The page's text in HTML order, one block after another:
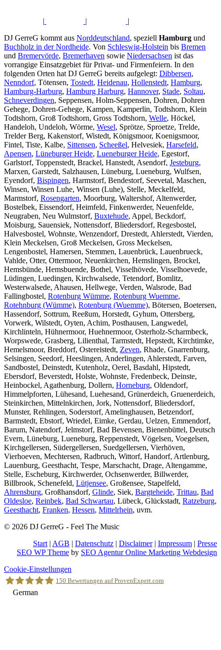
| |
|
DJ GerreG kommt aus Norddeutschland, speziell Hamburg und
Buchholz in der Nordheide. Von Schleswig-Holstein bis Bremen
und Bremervörde, Bremerhaven sowie Niedersachsen ist das
vorrangige Einsatzgebiet für Privat- und Firmenfeiern. In den
folgenden Orten hat DJ GerreG bereits aufgelegt: Dibbersen,
Nenndorf, Tötensen, Tostedt, Heidenau, Hollenstedt, Hamburg,
Hamburg-Harburg, Hamburg Harburg, Hannover, Stade, Soltau,
Schneverdingen, Seppensen, Holm-Seppensen, Dohren, Dohren
Gehege, Dohren-Gehege, Kampen, Kamperlin, Todtshorn, Klein
Todtshorn, Groß Todtshorn, Gross Todtshorn, Welle, Höckel,
Handeloh, Undeloh, Wörme, Wesel, Sprötze, Sproetze, Trelde,
Trelder Berg, Kakenstorf, Wistedt, Königsmoor, Koenigsmoor,
Fintel, Tiste, Kalbe, Sittensen, Scheeßel, Helvesiek, Harsefeld,
Apensen, Lüneburger Heide, Lueneburger Heide, Egestorf,
Garlstorf, Toppenstedt, Brackel, Hanstedt, Asendorf, Jesteburg,
Marxen, Garstedt, Salzhausen, Lüneburg, Lueneburg, Wulfsen,
Eyendorf, Bispingen, Harmstorf, Bendestorf, Seevetal, Maschen,
Winsen, Winsen Luhe, Winsen (Luhe), Stelle, Meckelfeld,
Marmstorf, Rosengarten, Moorburg, Waltershof, Altenwerder,
Bostelbek, Eissendorf, Heimfeld, Finkenwerder, Neuenfelde,
Neugraben, Neu Wulmstorf, Buxtehude, Appel, Beckdorf,
Moisburg, Sauensiek, Nottensdorf, Bliedersdorf, Regesbostel,
Halvesbostel, Wohnste, Wenzendorf, Drestedt, Ahlerstedt, Vierden,
Klein Meckelsen, Groß Meckelsen, Gross Meckelsen,
Lengenbostel, Hamersen, Stemmen, Lauenbrück, Lauenbrueck,
Vahlde, Otter, Ottermoor, Neuenkirchen, Hemslingen, Brockel,
Hemsbünde, Hemsbuende, Bothel, Visselhövede, Visselhoevede,
Lüdingen, Luedingen, Kirchwalsede, Tetendorf, Bomlitz,
Westerwalsede, Ahausen, Hellwege, Verden, Walsrode, Bad
Fallingbostel, Rotenburg Wümme, Rotenburg Wuemme,
Rotehnburg (Wümme), Rotenburg (Wuemme), Bötersen, Boetersen,
Hassendorf, Sottrum, Reeßum, Horstedt, Gyhum, Ottersberg,
Vorwerk, Wilstedt, Oyten, Achim, Posthausen, Langwedel,
Kirchlinteln, Hühnermoor, Huehnermoor, Osterholz-Scharmbeck,
Worpswede, Grasberg, Lilienthal, Tarmstedt, Hepstedt, Kirchtimke,
Hemelsmoor, Breddorf, Ostereistedt, Zeven, Rhade, Gnarrenburg,
Selsingen, Seedorf, Heeslingen, Anderlingen, Ahlerstedt, Farven,
Sandbostel, Deinstedt, Kutenholz, Oerel, Basdahl, Hipstedt,
Ebersdorf, Beverstedt, Holste, Wohnste, Fredenbeck, Deinste,
Heinbockel, Agathenburg, Dollern, Horneburg, Oldendorf,
Himmelpforten, Lühesand, Luehesand, Grünerdeich, Gruenerdeich,
Steinkirchen, Mittelnkirchen, Jork, Nottensdorf, Bliedersdorf,
Munster, Rehlingen, Soderstorf, Amelinghausen, Betzendorf,
Barmstedt, Ebstorf, Wriedel, Eimke, Gerdau, Uelzen, Emmendorf,
Barum, Natendorf, Jelmstorf, Bad Bevensen, Bienenbüttel, Deutsch
Evern, Lüneburg, Lueneburg, Reppenstedt, Vögelsen, Voegelsen,
Kirchgellersen, Südergellersen, Suedgellersen, Vierhöven,
Vierhoeven, Mechtersen, Radbruch, Wittorf, Handorf, Artlenburg,
Lauenburg, Geesthacht, Tespe, Marschacht, Drage, Altengamme,
Stelle, Escheburg, Kirchwerder, Ochsenwerder, Billwerder,
Billbrook, Schenefeld, Lütjensee, Großensee, Stapelfeld,
Ahrensburg, Großhansdorf, Glinde, Siek, Bargteheide, Trittau, Bad
Oldesloe, Reinbek, Bad Schwartau, Lübeck, Glückstadt, Ratzeburg,
Geesthacht, Franken, Hessen, Mittelrhein, uvm.
© 2026 DJ GerreG - Feel The Music
Start | AGB | Datenschutz | Disclaimer| Impressum | Presse
SEO WP Theme by SEO Agentur Online Marketing Webdesign
Nach
oben
scrollen
Cookie-Einstellungen
150 Bewertungen auf ProvenExpert.com
German